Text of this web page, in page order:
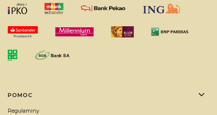
Linki w stopce
POMOC
Regulaminy